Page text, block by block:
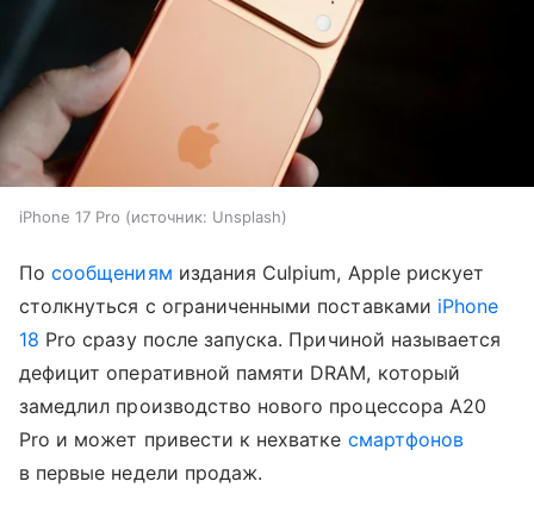
iPhone 17 Pro источник: Unsplash
Посообщениям издания Culpium, Apple рискует
столкнуться с ограниченными поставками iPhone
18 Pro сразу после запуска. Причиной называется
дефицит оперативной памяти DRAM, который
замедлил производство нового процессора A20
Pro и может привести к нехватке смартфонов
в первые недели продаж.